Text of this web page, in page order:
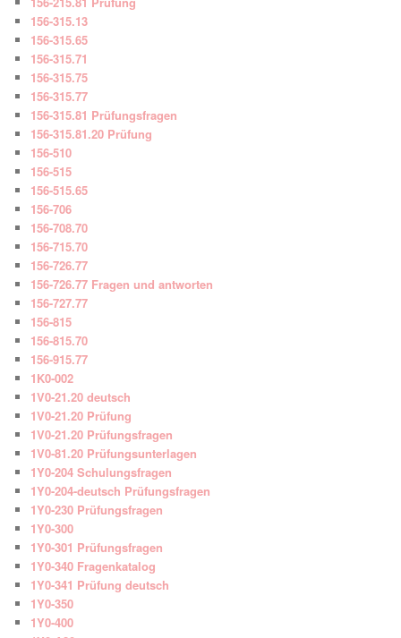
156-315.13
156-315.65
156-315.71
156-315.75
156-315.77
156-315.81 Prüfungsfragen
156-315.81.20 Prüfung
156-510
156-515
156-515.65
156-706
156-708.70
156-715.70
156-726.77
156-726.77 Fragen und antworten
156-727.77
156-815
156-815.70
156-915.77
1K0-002
1V0-21.20 deutsch
1V0-21.20 Prüfung
1V0-21.20 Prüfungsfragen
1V0-81.20 Prüfungsunterlagen
1Y0-204 Schulungsfragen
1Y0-204-deutsch Prüfungsfragen
1Y0-230 Prüfungsfragen
1Y0-300
1Y0-301 Prüfungsfragen
1Y0-340 Fragenkatalog
1Y0-341 Prüfung deutsch
1Y0-350
1Y0-400